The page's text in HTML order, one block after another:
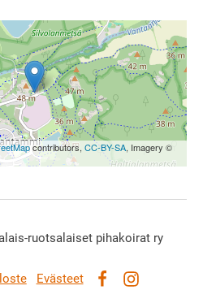
contributors, CC-BY-SA, Imagery ©
ruotsalaiset pihakoirat ry
Evästeet